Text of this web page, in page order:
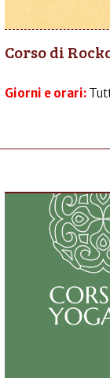
Corso di
Giorni e orari: